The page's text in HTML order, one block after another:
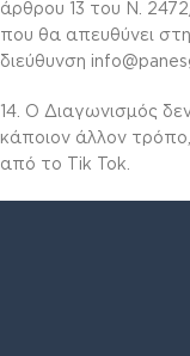
άρθρου 13 του Ν.
που θα απευθύνει
διεύθυνση
14. Ο Διαγωνισμός
κάποιον άλλον
από το Tik Tok.